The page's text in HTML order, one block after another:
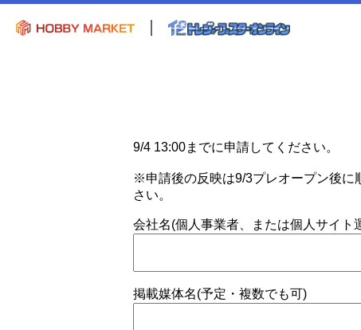
9/4 13:00までに申請してください。
※申請後の反映は9/3プレオープン後に
さい。
会社名(個人事業者、または個人サイト
掲載媒体名(予定・複数でも可)